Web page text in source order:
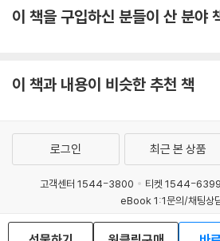
이 책을 구입하신 분들이 산 분야
이 책과 내용이 비슷한 추천 책
로그인 최근 본 상품
고객센터 1544-3800 티켓 1544-6399
eBook 1:1문의/채팅상
예스이십사(주) 사업자 정